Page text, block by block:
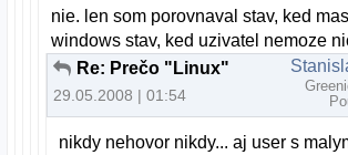
nie. len som porovnaval stav, ked
windows stav, ked uzivatel nemoze
Re: Prečo "Linux"
29.05.2008 | 01:54
nikdy nehovor nikdy... aj user s